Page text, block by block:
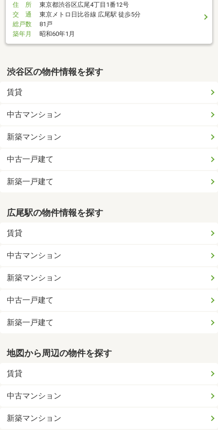
住 所
東京都渋谷区広尾4丁目1番12号
交 通
東京メトロ日比谷線 広尾駅 徒歩5分
総戸数
81戸
築年月
昭和60年1月
渋谷区の物件情報を探す
賃貸
中古マンション
新築マンション
中古一戸建て
新築一戸建て
広尾駅の物件情報を探す
賃貸
中古マンション
新築マンション
中古一戸建て
新築一戸建て
地図から周辺の物件を探す
賃貸
中古マンション
新築マンション